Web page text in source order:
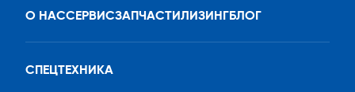
О НАССЕРВИСЗАПЧАСТИЛИЗИНГБЛОГ
СПЕЦТЕХНИКА